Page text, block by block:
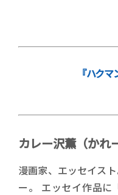
『ハク
カレー沢薫（かれ
漫画家、エッセイス
ー。 エッセイ作品に